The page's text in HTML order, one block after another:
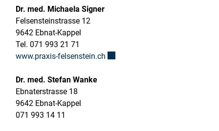
Dr. med. Michaela Signer
Felsensteinstrasse 12
9642 Ebnat-Kappel
Tel. 071 993 21 71
www.praxis-felsenstein.ch
Dr. med. Stefan Wanke
Ebnaterstrasse 18
9642 Ebnat-Kappel
071 993 14 11